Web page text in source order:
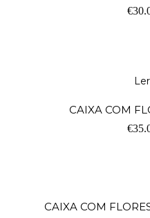
€
CAIXA COM
€
CAIXA COM